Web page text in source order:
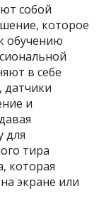
собой
которое
обучению
в себе
датчики
и
для
тира
которая
экране или